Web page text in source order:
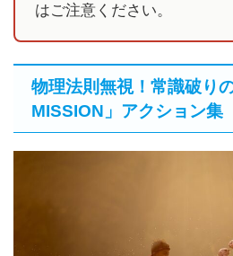
はご注意ください。
物理法則無視！常識破り
MISSION」アクション集